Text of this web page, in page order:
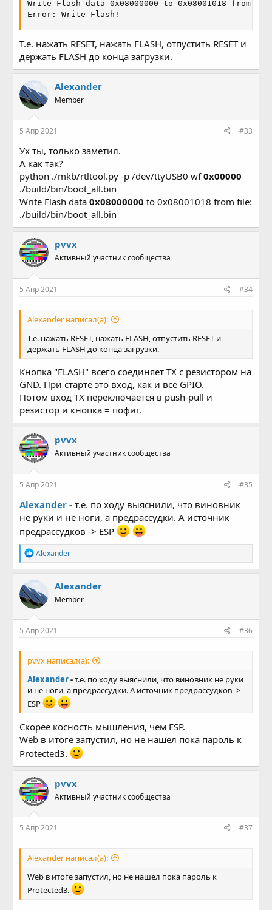
Write Flash data 0x08000000 to 0x08001018
Error: Write Flash!
Т.е. нажать RESET, нажать FLASH, отпустить RESET и
держать FLASH до конца загрузки.
Alexander
Member
5 Апр 2021 #33
Ух ты, только заметил.
А как так?
python ./mkb/rtltool.py -p /dev/ttyUSB0 wf0x00000
./build/bin/boot_all.bin
Write Flash data0x08000000 to 0x08001018 from file:
./build/bin/boot_all.bin
pvvx
Активный участник сообщества
5 Апр 2021 #34
Alexander написал(а):
Т.е. нажать RESET, нажать FLASH, отпустить RESET и
держать FLASH до конца загрузки.
Кнопка "FLASH" всего соединяет TX с резистором на
GND. При старте это вход, как и все GPIO.
Потом вход TX переключается в push-pull и
резистор и кнопка = пофиг.
pvvx
Активный участник сообщества
5 Апр 2021 #35
Alexander -т.е. по ходу выяснили, что виновник
не руки и не ноги, а предрассудки. А источник
предрассудков -> ESP
Р
е
а
к
ц
и
и
:
Alexander
Alexander
Member
5 Апр 2021 #36
pvvx написал(а):
Alexander-т.е. по ходу выяснили, что виновник не руки
и не ноги, а предрассудки. А источник предрассудков ->
ESP
Скорее косность мышления, чем ESP.
Web в итоге запустил, но не нашел пока пароль к
Protected3.
pvvx
Активный участник сообщества
5 Апр 2021 #37
Alexander написал(а):
Web в итоге запустил, но не нашел пока пароль к
Protected3.